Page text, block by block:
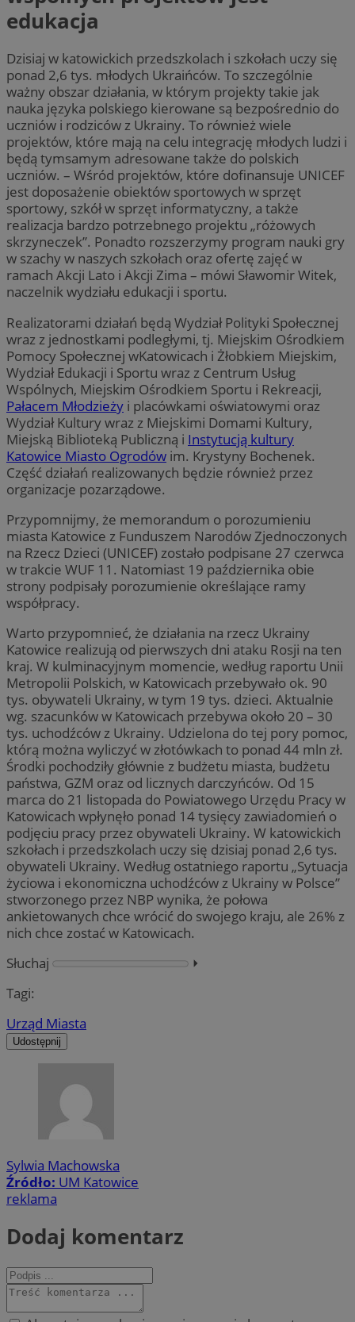
edukacja
Dzisiaj w katowickich przedszkolach i szkołach uczy się
ponad 2,6 tys. młodych Ukraińców. To szczególnie
ważny obszar działania, w którym projekty takie jak
nauka języka polskiego kierowane są bezpośrednio do
uczniów i rodziców z Ukrainy. To również wiele
projektów, które mają na celu integrację młodych ludzi i
będą tymsamym adresowane także do polskich
uczniów. – Wśród projektów, które dofinansuje UNICEF
jest doposażenie obiektów sportowych w sprzęt
sportowy, szkół w sprzęt informatyczny, a także
realizacja bardzo potrzebnego projektu „różowych
skrzyneczek”. Ponadto rozszerzymy program nauki gry
w szachy w naszych szkołach oraz ofertę zajęć w
ramach Akcji Lato i Akcji Zima – mówi Sławomir Witek,
naczelnik wydziału edukacji i sportu.
Realizatorami działań będą Wydział Polityki Społecznej
wraz z jednostkami podległymi, tj. Miejskim Ośrodkiem
Pomocy Społecznej wKatowicach i Żłobkiem Miejskim,
Wydział Edukacji i Sportu wraz z Centrum Usług
Wspólnych, Miejskim Ośrodkiem Sportu i Rekreacji,
Pałacem Młodzieży i placówkami oświatowymi oraz
Wydział Kultury wraz z Miejskimi Domami Kultury,
Miejską Biblioteką Publiczną i Instytucją kultury
Katowice Miasto Ogrodów im. Krystyny Bochenek.
Część działań realizowanych będzie również przez
organizacje pozarządowe.
Przypomnijmy, że memorandum o porozumieniu
miasta Katowice z Funduszem Narodów Zjednoczonych
na Rzecz Dzieci (UNICEF) zostało podpisane 27 czerwca
w trakcie WUF 11. Natomiast 19 października obie
strony podpisały porozumienie określające ramy
współpracy.
Warto przypomnieć, że działania na rzecz Ukrainy
Katowice realizują od pierwszych dni ataku Rosji na ten
kraj. W kulminacyjnym momencie, według raportu Unii
Metropolii Polskich, w Katowicach przebywało ok. 90
tys. obywateli Ukrainy, w tym 19 tys. dzieci. Aktualnie
wg. szacunków w Katowicach przebywa około 20 – 30
tys. uchodźców z Ukrainy. Udzielona do tej pory pomoc,
którą można wyliczyć w złotówkach to ponad 44 mln zł.
Środki pochodziły głównie z budżetu miasta, budżetu
państwa, GZM oraz od licznych darczyńców. Od 15
marca do 21 listopada do Powiatowego Urzędu Pracy w
Katowicach wpłynęło ponad 14 tysięcy zawiadomień o
podjęciu pracy przez obywateli Ukrainy. W katowickich
szkołach i przedszkolach uczy się dzisiaj ponad 2,6 tys.
obywateli Ukrainy. Według ostatniego raportu „Sytuacja
życiowa i ekonomiczna uchodźców z Ukrainy w Polsce”
stworzonego przez NBP wynika, że połowa
ankietowanych chce wrócić do swojego kraju, ale 26% z
nich chce zostać w Katowicach.
Słuchaj
⏵︎
Tagi:
Urząd Miasta
Udostępnij
Sylwia Machowska
Źródło: UM Katowice
reklama
Dodaj komentarz